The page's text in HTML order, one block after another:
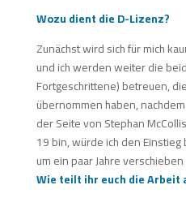
Wozu dient die D-Lizenz?
Zunächst wird sich für mich
und ich werden weiter die
Fortgeschrittene) betreuen,
übernommen haben,
der Seite von Stephan
19 bin, würde ich den
um ein paar Jahre
Wie teilt ihr euch die Arbeit